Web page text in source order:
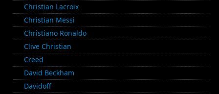
Christian Lacroix
Christian Messi
Christiano Ronaldo
Clive Christian
Creed
David Beckham
Davidoff